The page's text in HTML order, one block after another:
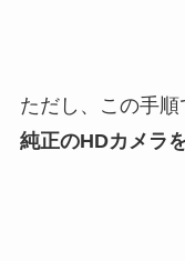
ただし、この手順
純正のHDカメラ